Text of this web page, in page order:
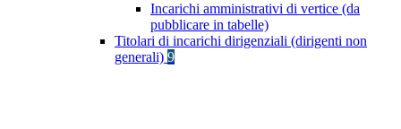
Incarichi amministrativi di vertice (da
pubblicare in tabelle)
Titolari di incarichi dirigenziali (dirigenti non
generali) 9